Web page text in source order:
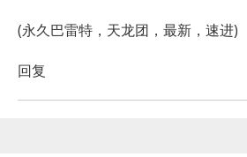
(永久巴雷特，天龙团，最新，速进)
回复